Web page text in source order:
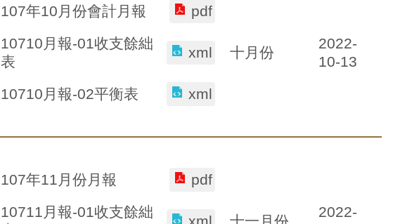
107年10月份會計月報
pdf
10710月報-01收支餘絀
表
xml
10710月報-02平衡表 xml
十月份
2022-
10-13
107年11月份月報
pdf
10711月報-01收支餘絀
2022-